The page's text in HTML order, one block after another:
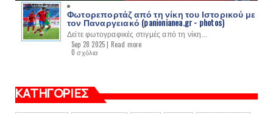
Φωτορεπορτάζ από τη νίκη του Ιστορικού με
τον Παναργειακό (panionianea.gr - photos)
Δείτε φωτογραφικές στιγμές από τη νίκη...
Sep 28 2025 | Read more
0 σχόλια
ΚΑΤΗΓΟΡΙΕΣ